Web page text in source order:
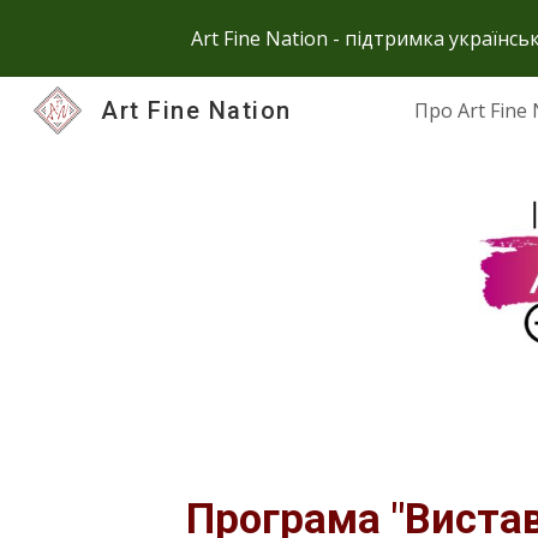
Art Fine Nation - підтримка
Art Fine Nation Про Art Fine
Програма